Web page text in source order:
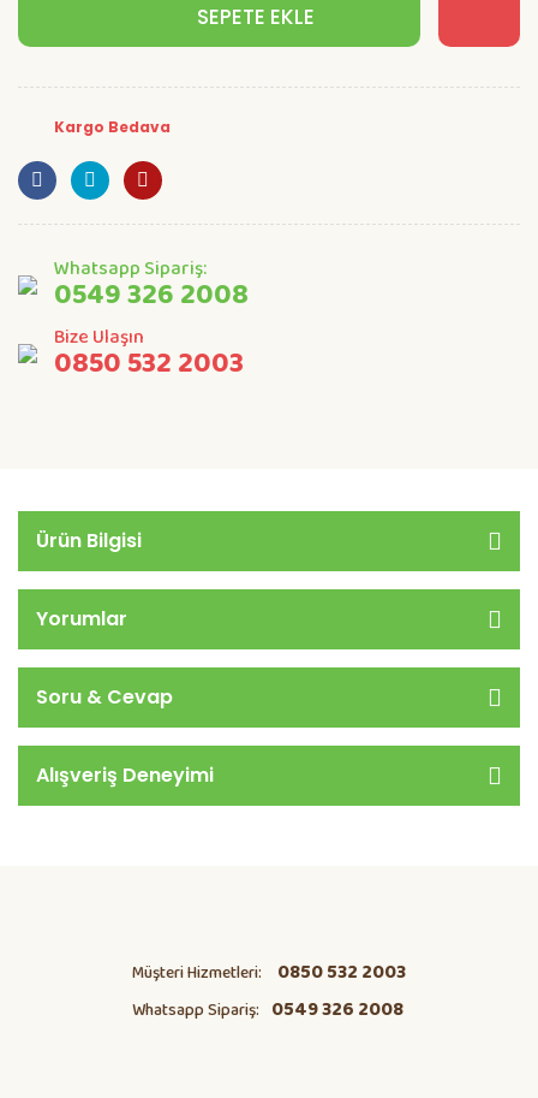
SEPETE EKLE
Kargo Bedava
Whatsapp Sipariş:
0549 326 2008
Bize Ulaşın
0850 532 2003
Ürün Bilgisi
Yorumlar
Soru & Cevap
Alışveriş Deneyimi
Müşteri Hizmetleri: 0850 532 2003
Whatsapp Sipariş: 0549 326 2008